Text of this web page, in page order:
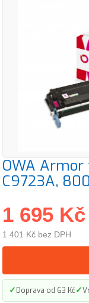
OWA
C9723A,
1 695 Kč
1 401 Kč bez DPH
✓Doprava od 63 Kč✓